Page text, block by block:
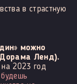
в страстную
можно
Ленд).
2023 год